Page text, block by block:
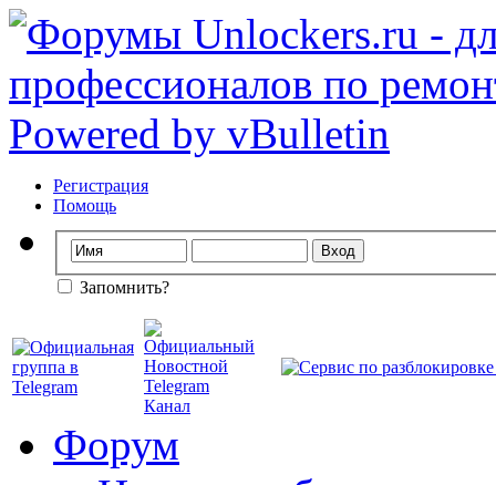
Регистрация
Помощь
Запомнить?
Форум